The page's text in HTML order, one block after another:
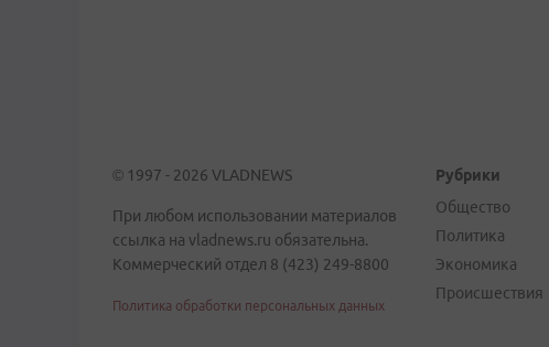
© 1997 - 2026 VLADNEWS
При любом использовании материалов
ссылка на vladnews.ru обязательна.
Коммерческий отдел 8 (423) 249-8800
Политика обработки персональных данных
Рубрики
Общество
Политика
Экономика
Происшествия